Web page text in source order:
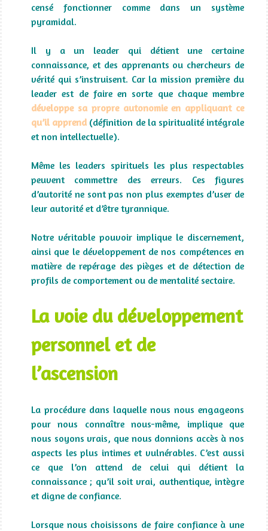
censé fonctionner comme dans un système
pyramidal.
Il y a un leader qui détient une certaine
connaissance, et des apprenants ou chercheurs de
vérité qui s’instruisent. Car la mission première du
leader est de faire en sorte que chaque membre
développe sa propre autonomie en appliquant ce
qu’il apprend (définition de la spiritualité intégrale
et non intellectuelle).
Même les leaders spirituels les plus respectables
peuvent commettre des erreurs. Ces figures
d’autorité ne sont pas non plus exemptes d’user de
leur autorité et d’être tyrannique.
Notre véritable pouvoir implique le discernement,
ainsi que le développement de nos compétences en
matière de repérage des pièges et de détection de
profils de comportement ou de mentalité sectaire.
La voie du développement
personnel et de
l’ascension
La procédure dans laquelle nous nous engageons
pour nous connaître nous-même, implique que
nous soyons vrais, que nous donnions accès à nos
aspects les plus intimes et vulnérables. C’est aussi
ce que l’on attend de celui qui détient la
connaissance ; qu’il soit vrai, authentique, intègre
et digne de confiance.
Lorsque nous choisissons de faire confiance à une